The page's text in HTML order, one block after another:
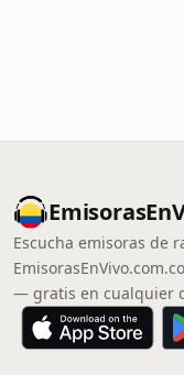
Escucha emisoras de
— gratis en cualquier